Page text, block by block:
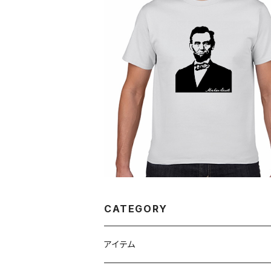
エイブラハム・リンカーン アメリカ合衆
6代大統領 歴史人物Tシャツ057
SOLD OUT
CATEGORY
アイテム